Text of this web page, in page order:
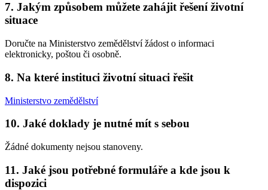
7. Jakým způsobem můžete zahájit řešení životní
situace
Doručte na Ministerstvo zemědělství žádost o informaci
elektronicky, poštou či osobně.
8. Na které instituci životní situaci řešit
Ministerstvo zemědělství
10. Jaké doklady je nutné mít s sebou
Žádné dokumenty nejsou stanoveny.
11. Jaké jsou potřebné formuláře a kde jsou k
dispozici